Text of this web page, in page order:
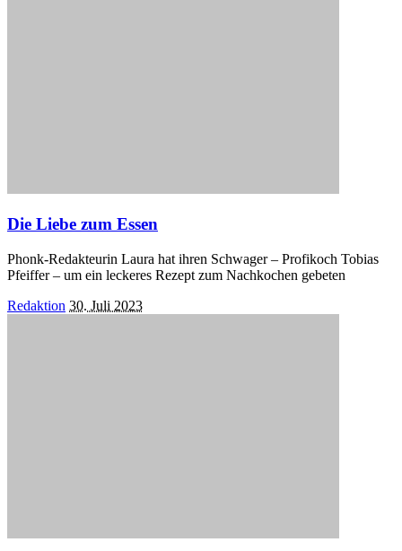
Die Liebe zum Essen
Phonk-Redakteurin Laura hat ihren Schwager – Profikoch Tobias
Pfeiffer – um ein leckeres Rezept zum Nachkochen gebeten
Posted
Redaktion 30. Juli 2023